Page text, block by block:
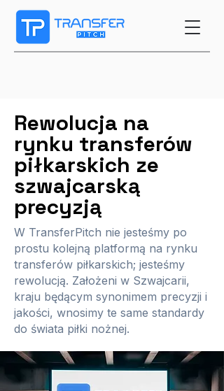
Rewolucja na
rynku transferów
piłkarskich ze
szwajcarską
precyzją
W TransferPitch nie jesteśmy po
prostu kolejną platformą na rynku
transferów piłkarskich; jesteśmy
rewolucją. Założeni w Szwajcarii,
kraju będącym synonimem precyzji i
jakości, wnosimy te same standardy
do świata piłki nożnej.